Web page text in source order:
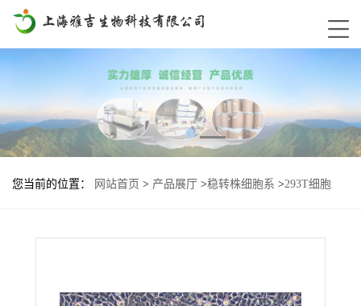
您当前的位置： 网站首页 > 产品展厅 >稳转株细胞系 >293T细胞